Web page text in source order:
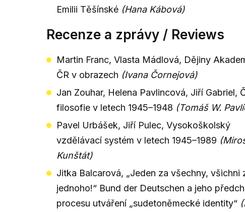
Emilii Těšínské (Hana Kábová)
Recenze a zprávy / Reviews
Martin Franc, Vlasta Mádlová, Dějiny
ČR v obrazech (Ivana Čornejová)
Jan Zouhar, Helena Pavlincová, Jiří Gabriel,
filosofie v letech 1945–1948 (Tomáš W.
Pavel Urbášek, Jiří Pulec, Vysokoškolský
vzdělávací systém v letech 1945–1989
Kunštát)
Jitka Balcarová, „Jeden za všechny, všichni
jednoho!“ Bund der Deutschen a jeho
procesu utváření „sudetoněmecké identity“